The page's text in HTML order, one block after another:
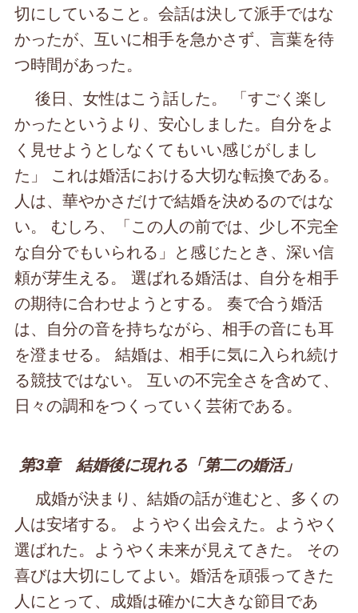
切にしていること。会話は決して派手ではな
かったが、互いに相手を急かさず、言葉を待
つ時間があった。
後日、女性はこう話した。 「すごく楽し
かったというより、安心しました。自分をよ
く見せようとしなくてもいい感じがしまし
た」 これは婚活における大切な転換である。
人は、華やかさだけで結婚を決めるのではな
い。 むしろ、「この人の前では、少し不完全
な自分でもいられる」と感じたとき、深い信
頼が芽生える。 選ばれる婚活は、自分を相手
の期待に合わせようとする。 奏で合う婚活
は、自分の音を持ちながら、相手の音にも耳
を澄ませる。 結婚は、相手に気に入られ続け
る競技ではない。 互いの不完全さを含めて、
日々の調和をつくっていく芸術である。
第3章 結婚後に現れる「第二の婚活」
成婚が決まり、結婚の話が進むと、多くの
人は安堵する。 ようやく出会えた。ようやく
選ばれた。ようやく未来が見えてきた。 その
喜びは大切にしてよい。婚活を頑張ってきた
人にとって、成婚は確かに大きな節目であ